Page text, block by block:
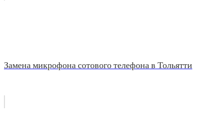
Замена микрофона сотового телефона в Тольятти